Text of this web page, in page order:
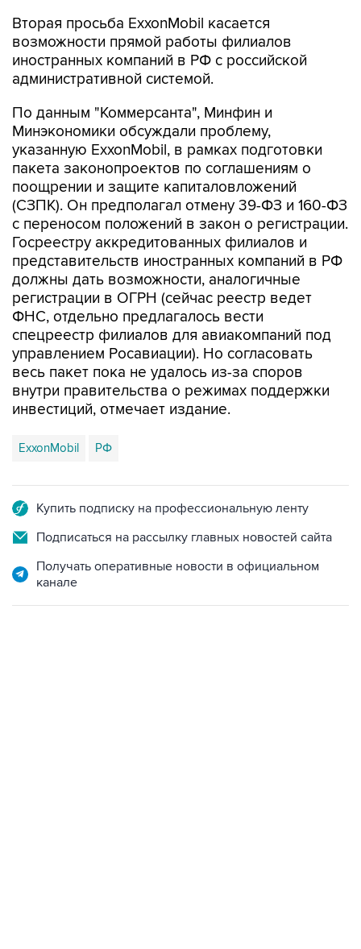
Вторая просьба ExxonMobil касается
возможности прямой работы филиалов
иностранных компаний в РФ с российской
административной системой.
По данным "Коммерсанта", Минфин и
Минэкономики обсуждали проблему,
указанную ExxonMobil, в рамках подготовки
пакета законопроектов по соглашениям о
поощрении и защите капиталовложений
(СЗПК). Он предполагал отмену 39-ФЗ и 160-ФЗ
с переносом положений в закон о регистрации.
Госреестру аккредитованных филиалов и
представительств иностранных компаний в РФ
должны дать возможности, аналогичные
регистрации в ОГРН (сейчас реестр ведет
ФНС, отдельно предлагалось вести
спецреестр филиалов для авиакомпаний под
управлением Росавиации). Но согласовать
весь пакет пока не удалось из-за споров
внутри правительства о режимах поддержки
инвестиций, отмечает издание.
ExxonMobil РФ
Купить подписку на профессиональную ленту
Подписаться на рассылку главных новостей сайта
Получать оперативные новости в официальном
канале